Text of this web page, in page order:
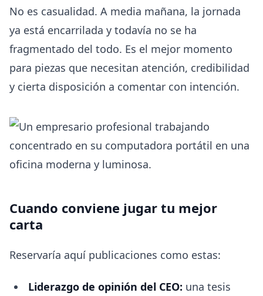
No es casualidad. A media mañana, la jornada
ya está encarrilada y todavía no se ha
fragmentado del todo. Es el mejor momento
para piezas que necesitan atención, credibilidad
y cierta disposición a comentar con intención.
Cuando conviene jugar tu mejor
carta
Reservaría aquí publicaciones como estas:
Liderazgo de opinión del CEO: una tesis